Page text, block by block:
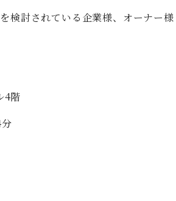
検討されている企業様、オーナー様
4階